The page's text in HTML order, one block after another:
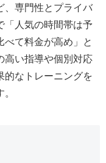
、専門性とプライバ
「人気の時間帯は予
べて料金が高め」と
高い指導や個別対応
的なトレーニングを